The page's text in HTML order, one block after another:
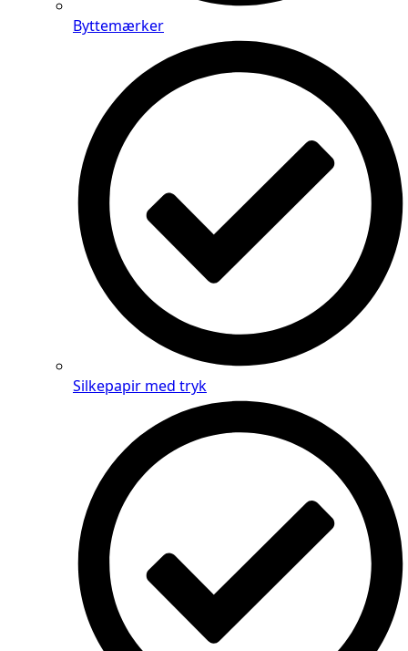
Byttemærker
Silkepapir med tryk